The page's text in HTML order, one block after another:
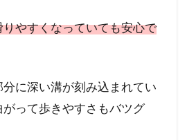
やすくなっていても安心で
に深い溝が刻み込まれてい
って歩きやすさもバツグ